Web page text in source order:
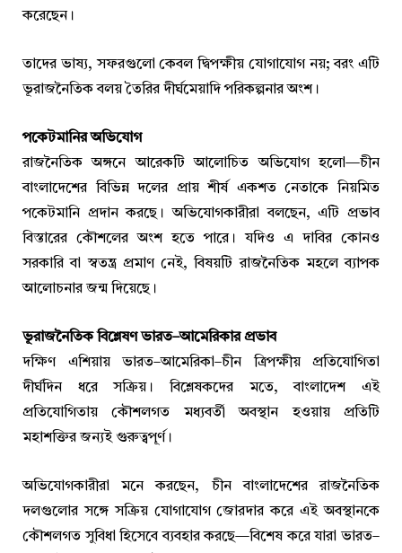
করেছেন।
তাদের ভাষ্য, সফরগুলো কেবল দ্বিপক্ষীয় যোগাযোগ নয়; বরং এটি
ভূরাজনৈতিক বলয় তৈরির দীর্ঘমেয়াদি পরিকল্পনার অংশ।
পকেটমানির অভিযোগ
রাজনৈতিক অঙ্গনে আরেকটি আলোচিত অভিযোগ হলো—চীন
বাংলাদেশের বিভিন্ন দলের প্রায় শীর্ষ একশত নেতাকে নিয়মিত
পকেটমানি প্রদান করছে। অভিযোগকারীরা বলছেন, এটি প্রভাব
বিস্তারের কৌশলের অংশ হতে পারে। যদিও এ দাবির কোনও
সরকারি বা স্বতন্ত্র প্রমাণ নেই, বিষয়টি রাজনৈতিক মহলে ব্যাপক
আলোচনার জন্ম দিয়েছে।
ভূরাজনৈতিক বিশ্লেষণ ভারত–আমেরিকার প্রভাব
দক্ষিণ এশিয়ায় ভারত–আমেরিকা–চীন ত্রিপক্ষীয় প্রতিযোগিতা
দীর্ঘদিন ধরে সক্রিয়। বিশ্লেষকদের মতে, বাংলাদেশ এই
প্রতিযোগিতায় কৌশলগত মধ্যবর্তী অবস্থান হওয়ায় প্রতিটি
মহাশক্তির জন্যই গুরুত্বপূর্ণ।
অভিযোগকারীরা মনে করছেন, চীন বাংলাদেশের রাজনৈতিক
দলগুলোর সঙ্গে সক্রিয় যোগাযোগ জোরদার করে এই অবস্থানকে
কৌশলগত সুবিধা হিসেবে ব্যবহার করছে—বিশেষ করে যারা ভারত–